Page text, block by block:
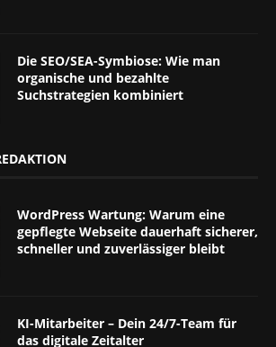
Die SEO/SEA-Symbiose: Wie man
organische und bezahlte
Suchstrategien kombiniert
WordPress Wartung: Warum eine
gepflegte Webseite dauerhaft sicherer,
schneller und zuverlässiger bleibt
KI-Mitarbeiter – Dein 24/7-Team für
das digitale Zeitalter